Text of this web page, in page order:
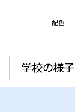
配色
学校の様子